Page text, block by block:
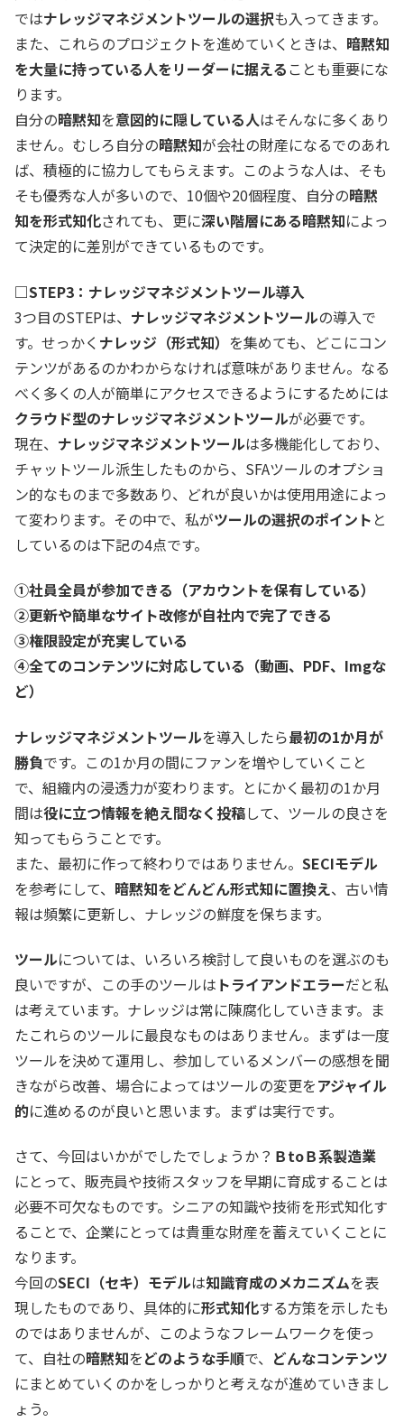
ではナレッジマネジメントツールの選択も入ってきます。
また、これらのプロジェクトを進めていくときは、 暗黙知
を大量に持っている人をリーダーに据える ことも重要にな
ります。
自分の暗黙知を意図的に隠している人はそんなに多くあり
ません。むしろ自分の暗黙知が会社の財産になるでのあれ
ば、積極的に協力してもらえます。このような人は、そも
そも優秀な人が多いので、10個や20個程度、自分の暗黙
知を形式知化されても、更に深い階層にある暗黙知によっ
て決定的に差別ができているものです。
□STEP3：ナレッジマネジメントツール導入
3つ目のSTEPは、 ナレッジマネジメントツールの導入で
す。せっかく ナレッジ（形式知） を集めても、どこにコン
テンツがあるのかわからなければ意味がありません。なる
べく多くの人が簡単にアクセスできるようにするためには
クラウド型のナレッジマネジメントツールが必要です。
現在、 ナレッジマネジメントツールは多機能化しており、
チャットツール派生したものから、SFAツールのオプショ
ン的なものまで多数あり、どれが良いかは使用用途によっ
て変わります。その中で、私がツールの選択のポイント と
しているのは下記の4点です。
①社員全員が参加できる（アカウントを保有している）
②更新や簡単なサイト改修が自社内で完了できる
③権限設定が充実している
④全てのコンテンツに対応している（動画、PDF、Imgな
ど）
ナレッジマネジメントツールを導入したら最初の1か月が
勝負です。この1か月の間にファンを増やしていくこと
で、組織内の浸透力が変わります。とにかく最初の1か月
間は役に立つ情報を絶え間なく投稿して、ツールの良さを
知ってもらうことです。
また、最初に作って終わりではありません。 SECIモデル
を参考にして、 暗黙知をどんどん形式知に置換え、古い情
報は頻繁に更新し、ナレッジの鮮度を保ちます。
ツールについては、いろいろ検討して良いものを選ぶのも
良いですが、この手のツールは トライアンドエラーだと私
は考えています。ナレッジは常に陳腐化していきます。ま
たこれらのツールに最良なものはありません。まずは一度
ツールを決めて運用し、参加しているメンバーの感想を聞
きながら改善、場合によってはツールの変更をアジャイル
的に進めるのが良いと思います。まずは実行です。
さて、今回はいかがでしたでしょうか？ ＢtoＢ系製造業
にとって、販売員や技術スタッフを早期に育成することは
必要不可欠なものです。シニアの知識や技術を形式知化す
ることで、企業にとっては貴重な財産を蓄えていくことに
なります。
今回のSECI（セキ）モデルは知識育成のメカニズムを表
現したものであり、具体的に形式知化する方策を示したも
のではありませんが、このようなフレームワークを使っ
て、自社の暗黙知をどのような手順で、 どんなコンテンツ
にまとめていくのかをしっかりと考えなが進めていきまし
ょう。